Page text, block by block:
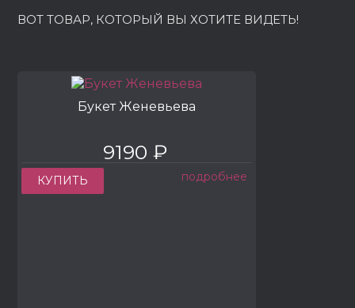
ВОТ ТОВАР, КОТОРЫЙ ВЫ ХОТИТЕ ВИДЕТЬ!
Букет Женевьева
9190 ₽
КУПИТЬ подробнее